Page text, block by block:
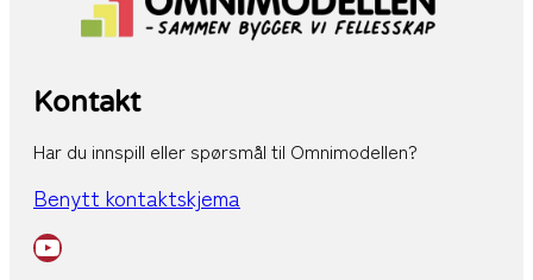
Kontakt
Har du innspill eller spørsmål til Omnimodellen?
Benytt kontaktskjema
YouTube